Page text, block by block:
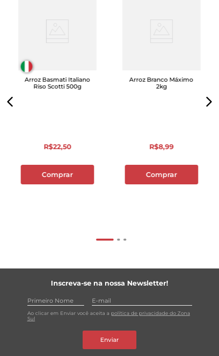
Arroz Basmati Italiano
Riso Scotti 500g
R$22,50
Comprar
Arroz Branco Máximo
2kg
R$8,99
Comprar
Inscreva-se na nossa Newsletter!
Ao clicar em Enviar você aceita a política de privacidade do Zona
Sul
Enviar